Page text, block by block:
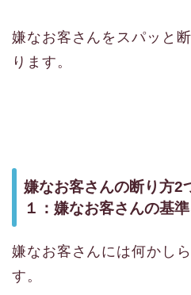
嫌なお客さんをスパッと
ります。
嫌なお客さんの断り方2
１：嫌なお客さんの基
嫌なお客さんには何かし
す。